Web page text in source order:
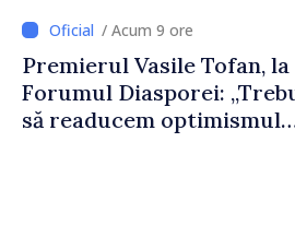
dumneavoastră pentru a
construi comunități mai
puternice”
/ Acum 9 ore
Premierul Vasile Tofan, la
Forumul Diasporei:
să readucem optimismul